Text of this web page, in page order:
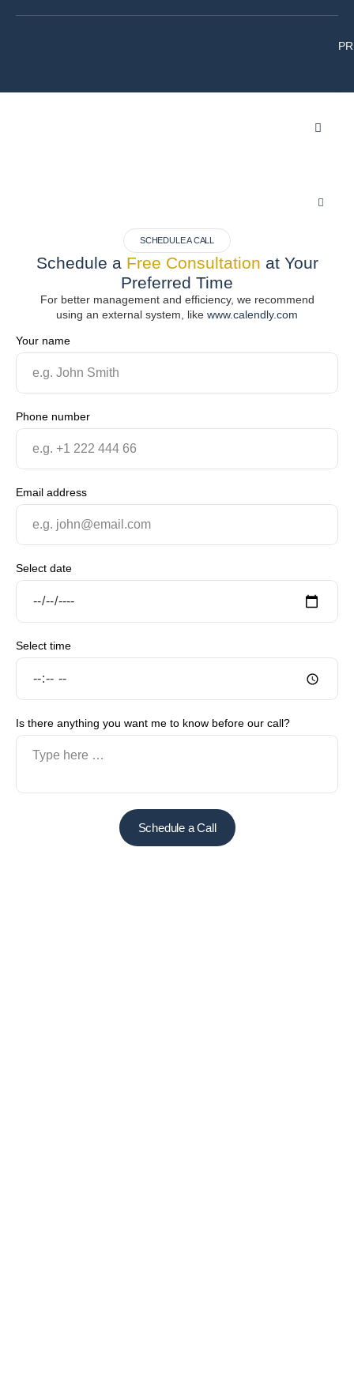
SCHEDULE A CALL
Schedule a Free Consultation at Your
Preferred Time
For better management and efficiency, we recommend
using an external system, like www.calendly.com
Your name
Phone number
Email address
Select date
Select time
Is there anything you want me to know before our call?
Schedule a Call